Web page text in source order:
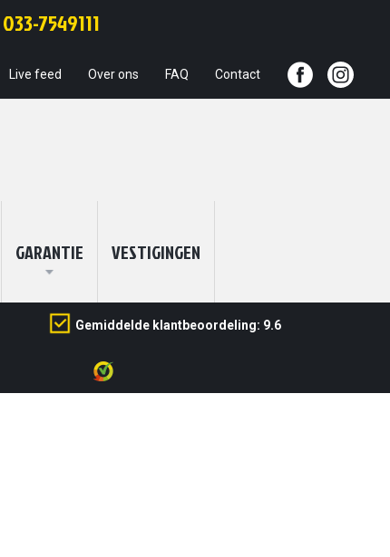
033-7549111
Live feed Over ons FAQ Contact
GARANTIE VESTIGINGEN
Gemiddelde klantbeoordeling: 9.6